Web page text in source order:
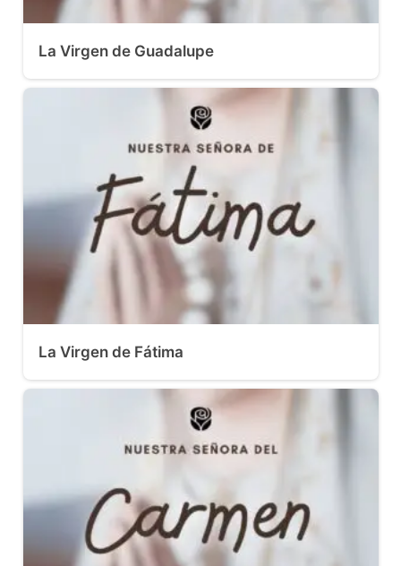
La Virgen de Guadalupe
La Virgen de Fátima